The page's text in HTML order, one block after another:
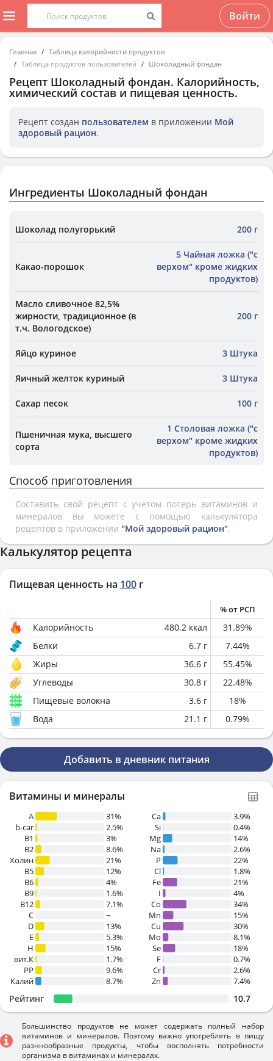
Войти
Главная
Таблица калорийности продуктов
Таблица продуктов пользователей
Шоколадный фондан
Рецепт Шоколадный фондан. Калорийность,
химический состав и пищевая ценность.
Рецепт создан пользователем в приложении Мой
здоровый рацион.
Ингредиенты Шоколадный фондан
Шоколад полугорький 200 г
Какао-порошок
5 Чайная ложка ("с
верхом" кроме жидких
продуктов)
Масло сливочное 82,5%
жирности, традиционное (в
т.ч. Вологодское)
200 г
Яйцо куриное 3 Штука
Яичный желток куриный 3 Штука
Сахар песок 100 г
Пшеничная мука, высшего
сорта
1 Столовая ложка ("с
верхом" кроме жидких
продуктов)
Способ приготовления
Составить свой рецепт с учетом потерь витаминов и
минералов вы можете с помощью калькулятора
рецептов в приложении "Мой здоровый рацион".
Калькулятор рецепта
Пищевая ценность на 100 г
% от РСП
Калорийность 480.2 ккал 31.89%
Белки
6.7 г 7.44%
Жиры
36.6 г 55.45%
Углеводы
30.8 г 22.48%
Пищевые волокна
3.6 г 18%
Вода
21.1 г 0.79%
Добавить в дневник питания
Витамины и минералы
A
31%
b-car
2.5%
В1
3%
B2
8.6%
Холин
21%
B5
12%
B6
4%
B9
1.6%
B12
7.1%
C
~
D
13%
E
5.3%
H
15%
вит.К
1.7%
PP
9.6%
Калий
8.7%
Ca
3.9%
Si
0.4%
Mg
14%
Na
2.6%
P
22%
Cl
1.8%
Fe
21%
I
4%
Co
34%
Mn
15%
Cu
30%
Mo
8.1%
Se
18%
F
0.7%
Cr
2.6%
Zn
7.4%
Рейтинг 10.7
Большинство продуктов не может содержать полный набор
витаминов и минералов. Поэтому важно употреблять в пищу
разннообразные продукты, чтобы восполнять потребности
организма в витаминах и минералах.